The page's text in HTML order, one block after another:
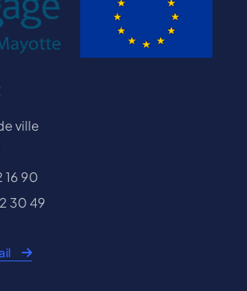
ville
16 90
30 49